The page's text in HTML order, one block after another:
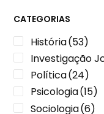
CATEGORIAS
História(53)
Investigação
Política(24)
Psicologia(15)
Sociologia(6)